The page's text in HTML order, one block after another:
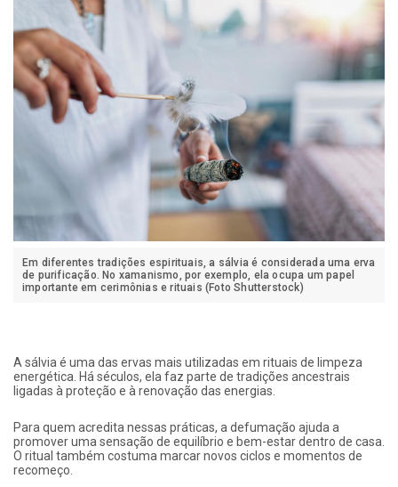
Em diferentes tradições espirituais, a sálvia é considerada uma erva
de purificação. No xamanismo, por exemplo, ela ocupa um papel
importante em cerimônias e rituais (Foto Shutterstock)
A sálvia é uma das ervas mais utilizadas em rituais de limpeza
energética. Há séculos, ela faz parte de tradições ancestrais
ligadas à proteção e à renovação das energias.
Para quem acredita nessas práticas, a defumação ajuda a
promover uma sensação de equilíbrio e bem-estar dentro de casa.
O ritual também costuma marcar novos ciclos e momentos de
recomeço.